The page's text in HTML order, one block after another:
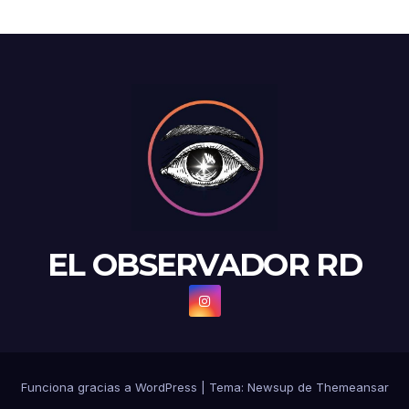
EL OBSERVADOR RD
Funciona gracias a WordPress Tema: Newsup de Themeansar